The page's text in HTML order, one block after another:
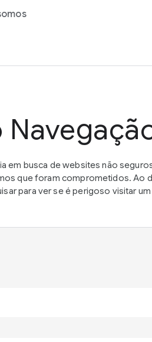
em busca de websites não
que foram comprometidos. Ao
para ver se é perigoso visitar